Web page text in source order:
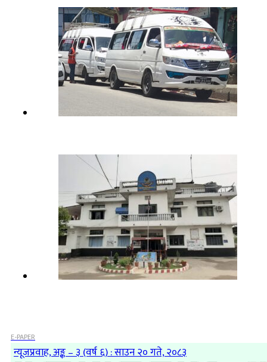
E-PAPER
न्यूजप्रवाह, अङ्क – ३ (वर्ष ६) : साउन २० गते, २०८३